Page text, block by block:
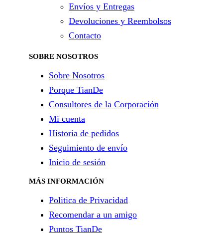
Envíos y Entregas
Devoluciones y Reembolsos
Contacto
SOBRE NOSOTROS
Sobre Nosotros
Porque TianDe
Consultores de la Corporación
Mi cuenta
Historia de pedidos
Seguimiento de envío
Inicio de sesión
MÁS INFORMACIÓN
Politica de Privacidad
Recomendar a un amigo
Puntos TianDe